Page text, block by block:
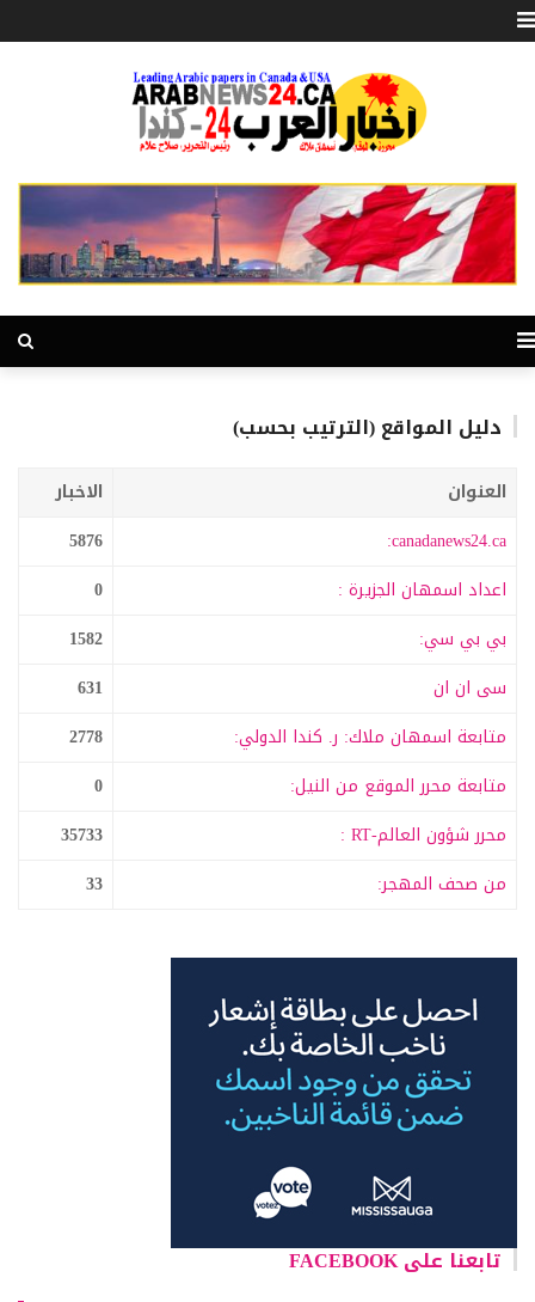
دليل المواقع (الترتيب بحسب)
العنوان
الاخبار
canadanews24.ca:
5876
اعداد اسمهان الجزيرة :
0
بي بي سي:
1582
سى ان ان
631
متابعة اسمهان ملاك: ر. كندا الدولي:
2778
متابعة محرر الموقع من النيل:
0
محرر شؤون العالم-RT :
35733
من صحف المهجر:
33
تابعنا على FACEBOOK